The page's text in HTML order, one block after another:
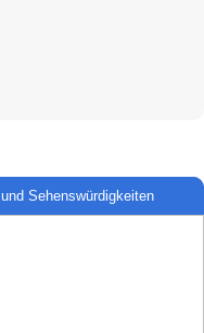
Sehenswürdigkeiten